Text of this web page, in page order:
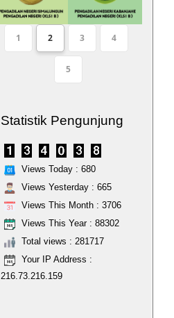
1 2 3 4
5
Statistik Pengunjung
Views Today : 680
Views Yesterday : 665
Views This Month : 3706
Views This Year : 88302
Total views : 281717
Your IP Address :
216.73.216.159